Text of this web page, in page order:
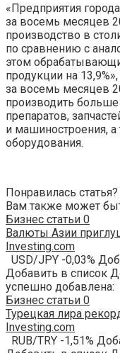
«Предприятия
за восемь месяцев
производство в
по сравнению с
этом
продукции на
за восемь месяцев
производить
препаратов,
и машиностроения, а
оборудования.
Понравилась
Вам также может
Бизнес статьи 0
Валюты Азии
Investing.com
USD/JPY -0,03%
Добавить в список
успешно добавлена:
Бизнес статьи 0
Турецкая лира
Investing.com
RUB/TRY -1,51%